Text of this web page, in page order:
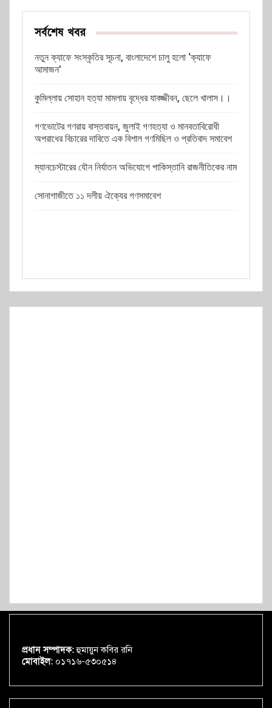
সর্বশেষ খবর
নতুন ক্যাফে সংস্কৃতির সূচনা, বাংলাদেশে চালু হলো ‘ক্যাফে
আমাজন’
কুমিল্লায় সোহান হত্যা মামলায় বৃদ্ধের যাবজ্জীবন, ছেলে খালাস।।
গণভোটের গণরায় বাস্তবায়ন, জুলাই গণহত্যা ও মানবতাবিরোধী
অপরাধের বিচারের দাবিতে এক বিশাল গণমিছিল ও প্রতিবাদ সমাবেশ
ম্যানচেস্টারের যৌন নির্যাতন অভিযোগে পাকিস্তানি রাজনীতিকের নাম
সোনাগাজীতে ১১ দলীয় ঐক্যের গণসমাবেশ
প্রধান সম্পাদক:হুমায়ুন কবির রনি
মোবাইল: ০১৭১৬-৫৩০৫১৪